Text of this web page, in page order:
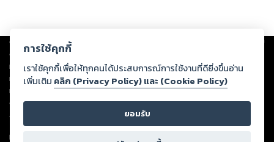
Copyright © 2026
ต่อผลงานหรือเนื้อหาใดที่อัปโหลดผ่านเว็บไซต์และปรากฏว่าละเมิดสิทธิใน
ทรัพย์สินทางปัญญาของบุคคลอื่นหรือขัดต่อกฎหมายและศีลธรรม ดังนั้น ผู้อ่าน
ทุกท่านโปรดใช้วิจารณญาณในการกลั่นกรองด้วยตนเอง และหากท่านพบว่าส่วน
หนึ่งส่วนใดขัดต่อกฎหมายและศีลธรรม กรุณาแจ้งมายังบริษัท เพื่อทีมงานจะได้
ดำเนินการในทันที ทั้งนี้ ทางสตอรี่ล็อกขอสงวนลิขสิทธิ์ตามพระราชบัญญัติ
ลิขสิทธิ์ พ.ศ. 2537 (ฉบับล่าสุด)
For support: member@ookbee.com
การใช้คุกกี้
เราใช้คุกกี้เพื่อให้ทุกคนได้ประสบการณ์การใช้งานที่ดียิ่งขึ้นอ่าน
เพิ่มเติม คลิก (Privacy Policy) และ (Cookie Policy)
ยอมรับ